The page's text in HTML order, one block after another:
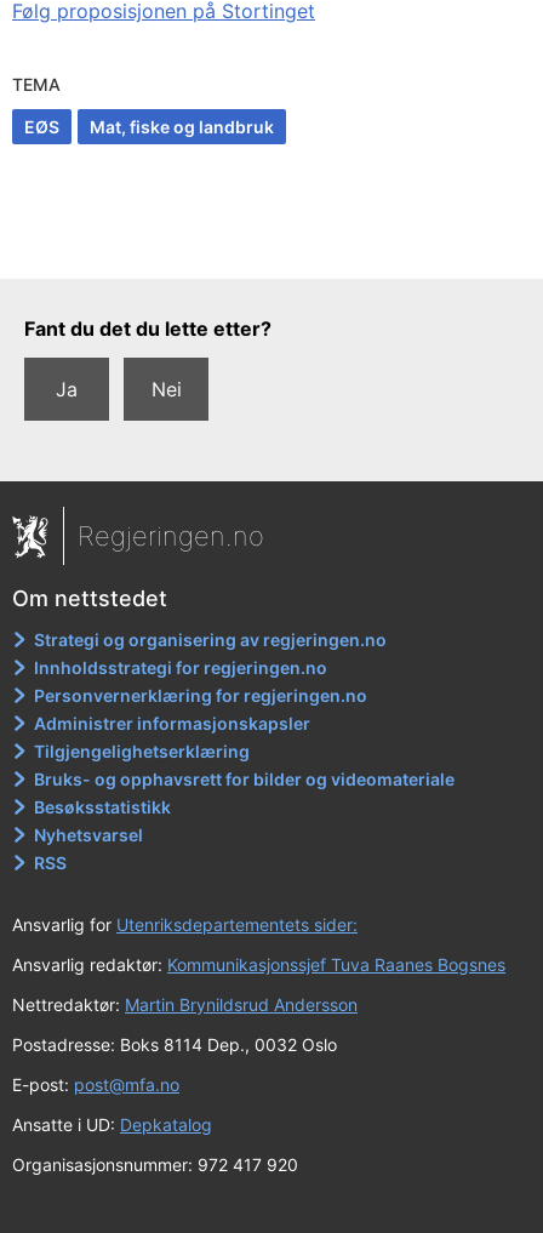
Følg proposisjonen på Stortinget
TEMA
EØS Mat, fiske og landbruk
Tilbakemeldingsskjema
Fant du det du lette etter?
Ja Nei
Regjeringen.no
Om nettstedet
Strategi og organisering av regjeringen.no
Innholdsstrategi for regjeringen.no
Personvernerklæring for regjeringen.no
Administrer informasjonskapsler
Tilgjengelighetserklæring
Bruks- og opphavsrett for bilder og videomateriale
Besøksstatistikk
Nyhetsvarsel
RSS
Ansvarlig for Utenriksdepartementets sider:
Ansvarlig redaktør: Kommunikasjonssjef Tuva Raanes Bogsnes
Nettredaktør: Martin Brynildsrud Andersson
Postadresse: Boks 8114 Dep., 0032 Oslo
E-post: post@mfa.no
Ansatte i UD: Depkatalog
Organisasjonsnummer: 972 417 920